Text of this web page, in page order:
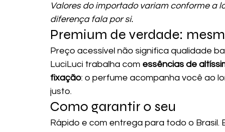
Valores do importado variam conforme a
diferença fala por si.
Premium de verdade:
Preço acessível não significa qualidade
LuciLuci trabalha com essências de
fixação: o perfume acompanha você ao
justo.
Como garantir o seu
Rápido e com entrega para todo o Brasil.